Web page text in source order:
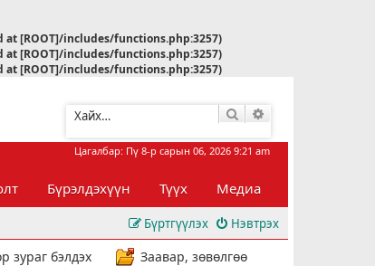
[ROOT]/includes/functions.php:3257)
[ROOT]/includes/functions.php:3257)
[ROOT]/includes/functions.php:3257)
Хайлт
Цагалбар: Пү 8-р сарын 06, 2026 9:21 am
Бүрэлдэхүүн Түүх Медиа
Нэвтрэх
Бүртгүүлэх
зураг бэлдэх Заавар, зөвөлгөө